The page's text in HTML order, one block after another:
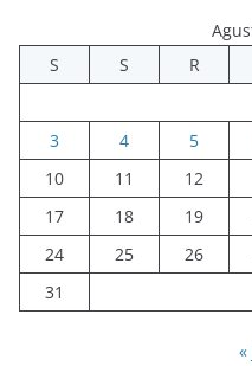
S
S R
3
4 5
10
11 12
17
18 19
24
25 26
31
«